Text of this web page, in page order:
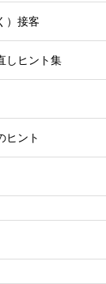
）接客
ヒント集
ント